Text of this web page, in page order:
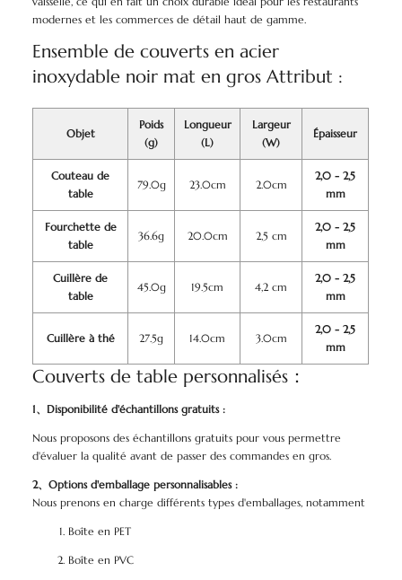
modernes et les commerces de détail haut de gamme.
Ensemble de couverts en acier
inoxydable noir mat en gros Attribut :
Objet
Poids
(g)
Longueur
(L)
Largeur
(W)
Épaisseur
Couteau de
table
79.0g 23.0cm 2.0cm
2,0 - 2,5
mm
Fourchette de
table
36.6g 20.0cm 2,5 cm
2,0 - 2,5
mm
Cuillère de
table
45.0g 19.5cm 4,2 cm
2,0 - 2,5
mm
Cuillère à thé 27.5g 14.0cm 3.0cm
2,0 - 2,5
mm
Couverts de table personnalisés：
1、Disponibilité d'échantillons gratuits :
Nous proposons des échantillons gratuits pour vous permettre
d'évaluer la qualité avant de passer des commandes en gros.
2、Options d'emballage personnalisables :
Nous prenons en charge différents types d'emballages, notamment
Boîte en PET
Boîte en PVC